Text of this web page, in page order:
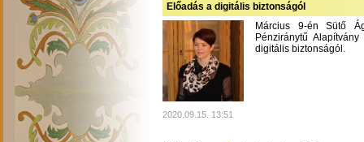
Előadás a digitális biztonságól
Március 9-én Sütő
Pénziránytű
digitális biztonságól.
2020.09.15. 13:51